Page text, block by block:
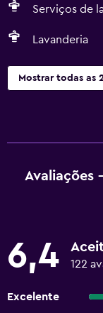
Serviços de
Lavanderia
Mostrar todas as
Avaliações
6,4 122
Excelente